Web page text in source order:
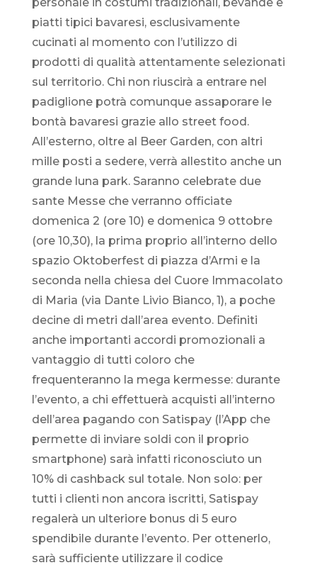
piatti tipici bavaresi, esclusivamente
cucinati al momento con l’utilizzo di
prodotti di qualità attentamente selezionati
sul territorio. Chi non riuscirà a entrare nel
padiglione potrà comunque assaporare le
bontà bavaresi grazie allo street food.
All’esterno, oltre al Beer Garden, con altri
mille posti a sedere, verrà allestito anche un
grande luna park. Saranno celebrate due
sante Messe che verranno officiate
domenica 2 (ore 10) e domenica 9 ottobre
(ore 10,30), la prima proprio all’interno dello
spazio Oktoberfest di piazza d’Armi e la
seconda nella chiesa del Cuore Immacolato
di Maria (via Dante Livio Bianco, 1), a poche
decine di metri dall’area evento. Definiti
anche importanti accordi promozionali a
vantaggio di tutti coloro che
frequenteranno la mega kermesse: durante
l’evento, a chi effettuerà acquisti all’interno
dell’area pagando con Satispay (l’App che
permette di inviare soldi con il proprio
smartphone) sarà infatti riconosciuto un
10% di cashback sul totale. Non solo: per
tutti i clienti non ancora iscritti, Satispay
regalerà un ulteriore bonus di 5 euro
spendibile durante l’evento. Per ottenerlo,
sarà sufficiente utilizzare il codice